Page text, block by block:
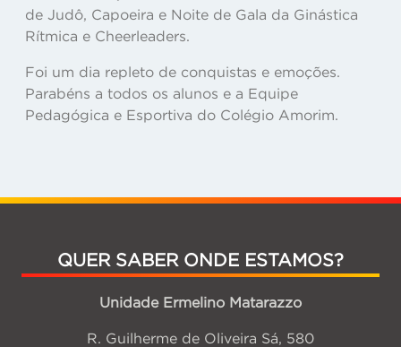
de Judô, Capoeira e Noite de Gala da Ginástica
Rítmica e Cheerleaders.
Foi um dia repleto de conquistas e emoções.
Parabéns a todos os alunos e a Equipe
Pedagógica e Esportiva do Colégio Amorim.
QUER SABER ONDE ESTAMOS?
Unidade Ermelino Matarazzo
R. Guilherme de Oliveira Sá, 580